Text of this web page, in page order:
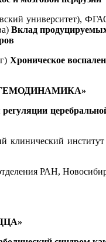
университет),
Вклад
Хроническое
клинический
РАН,